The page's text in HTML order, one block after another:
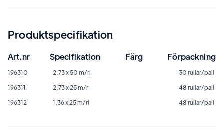
Produktspecifikation
Art.nr Specifikation Färg Förpackning
196310 2,73 x 50 m/rl
30 rullar/pall
196311
2,73 x 25 m/r
48 rullar/pall
196312
1,36 x 25 m/rl 48 rullar/pall